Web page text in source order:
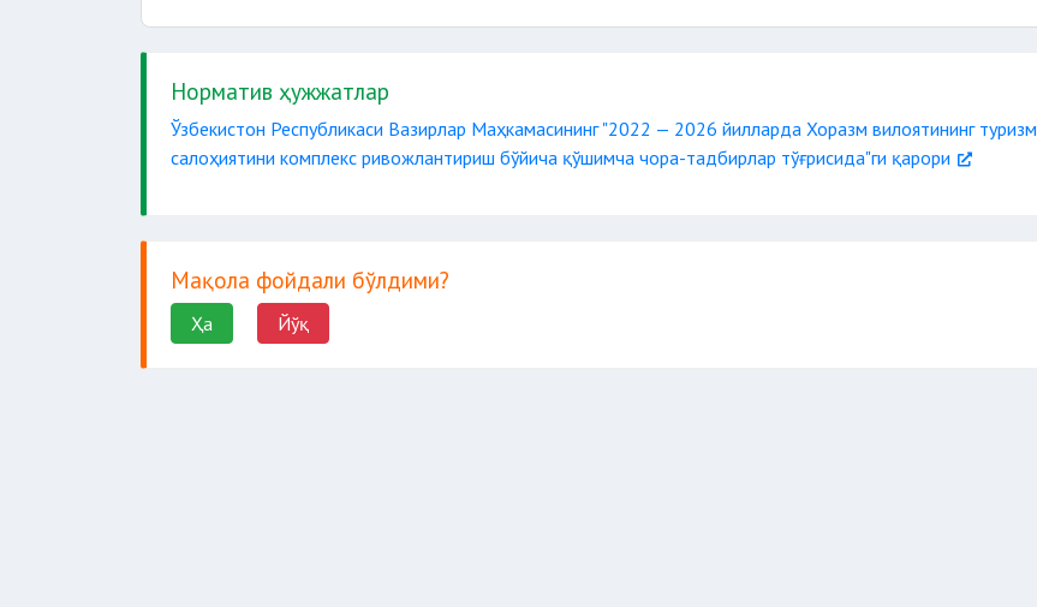
Норматив ҳужжатлар
Ўзбекистон Республикаси Вазирлар Маҳкамасининг "2022 — 2026 йилларда Хоразм вилоятининг туризм
салоҳиятини комплекс ривожлантириш бўйича қўшимча чора-тадбирлар тўғрисида"ги қарори
Мақола фойдали бўлдими?
Ҳа Йўқ